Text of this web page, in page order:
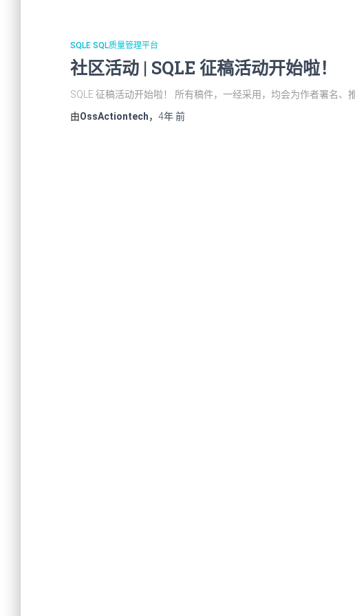
SQLE SQL质量管理平台
社区活动 | SQLE 征稿活动开始啦！
SQLE 征稿活动开始啦！ 所有稿件，一经采用，均会为作者署名、
由OssActiontech， 4年前